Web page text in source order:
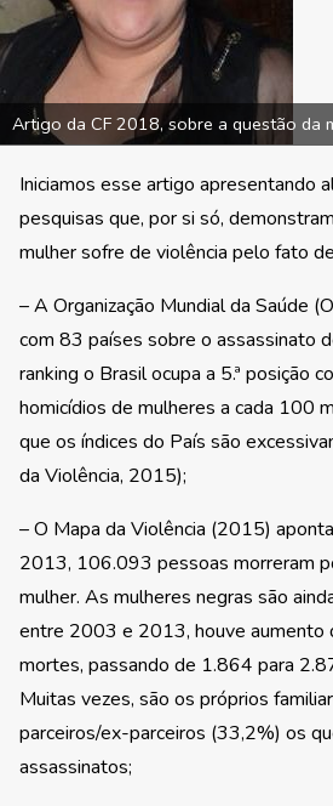
Artigo da CF 2018, sobre a questão da
Iniciamos esse artigo apresentando
pesquisas que, por si só,
mulher sofre de violência pelo fato
– A Organização Mundial da Saúde
com 83 países sobre o assassinato
ranking o Brasil ocupa a 5.ª posição
homicídios de mulheres a cada 100
que os índices do País são
da Violência, 2015);
– O Mapa da Violência (2015)
2013, 106.093 pessoas morreram
mulher. As mulheres negras são
entre 2003 e 2013, houve aumento
mortes, passando de 1.864 para
Muitas vezes, são os próprios
parceiros/ex-parceiros (33,2%) os
assassinatos;